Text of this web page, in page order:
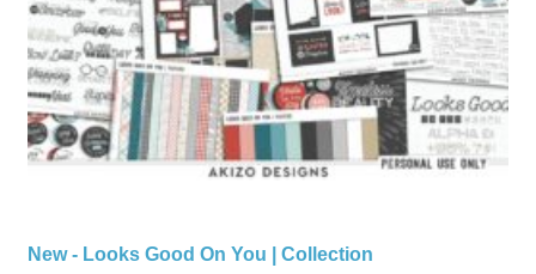
New - Looks Good On You | Collection